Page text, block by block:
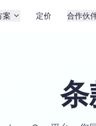
案 定价 合作伙